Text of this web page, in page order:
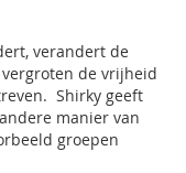
verandert de
de vrijheid
Shirky geeft
manier van
groepen